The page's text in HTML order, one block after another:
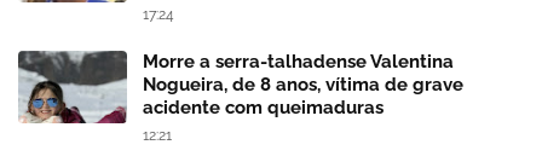
17:24
Morre a serra-talhadense Valentina
Nogueira, de 8 anos, vítima de grave
acidente com queimaduras
12:21